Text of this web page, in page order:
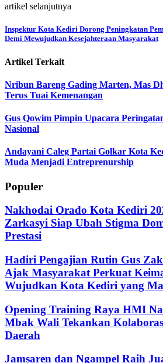
artikel selanjutnya
Inspektur Kota Kediri Dorong Peningkatan
Demi Mewujudkan Kesejahteraan Masyarakat
Artikel Terkait
Nribun Bareng Gading Marten, Mas
Terus Tuai Kemenangan
Gus Qowim Pimpin Upacara
Nasional
Andayani Caleg Partai Golkar Kota
Muda Menjadi Entreprenurship
Populer
Nakhodai Orado Kota Kediri
Zarkasyi Siap Ubah Stigma
Prestasi
Hadiri Pengajian Rutin Gus
Ajak Masyarakat Perkuat
Wujudkan Kota Kediri yang
Opening Training Raya HMI
Mbak Wali Tekankan
Daerah
Jamsaren dan Ngampel Raih